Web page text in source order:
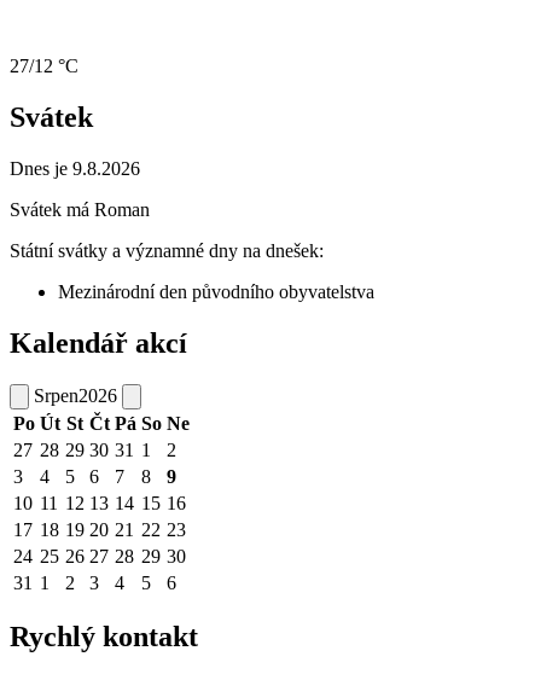
27/12 °C
Svátek
Dnes je 9.8.2026
Svátek má Roman
Státní svátky a významné dny na dnešek:
Mezinárodní den původního obyvatelstva
Kalendář akcí
Srpen2026
Po Út St Čt Pá So Ne
27 28 29 30 31 1
2
3
4 5 6 7 8
9
10 11 12 13 14 15 16
17 18 19 20 21 22 23
24 25 26 27 28 29 30
31 1 2 3 4 5 6
Rychlý kontakt